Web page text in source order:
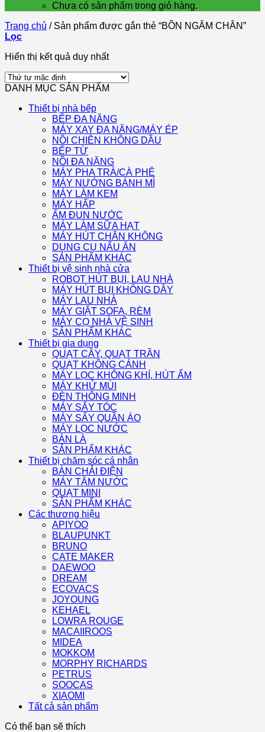
Chưa có sản phẩm trong giỏ hàng.
Trang chủ /Sản phẩm được gắn thẻ “BỒN NGÂM CHÂN”
Lọc
Hiển thị kết quả duy nhất
DANH MỤC SẢN PHẨM
Thiết bị nhà bếp
BẾP ĐA NĂNG
MÁY XAY ĐA NĂNG/MÁY ÉP
NỒI CHIÊN KHÔNG DẦU
BẾP TỪ
NỒI ĐA NĂNG
MÁY PHA TRÀ/CÀ PHÊ
MÁY NƯỚNG BÁNH MÌ
MÁY LÀM KEM
MÁY HẤP
ẤM ĐUN NƯỚC
MÁY LÀM SỮA HẠT
MÁY HÚT CHÂN KHÔNG
DỤNG CỤ NẤU ĂN
SẢN PHẨM KHÁC
Thiết bị vệ sinh nhà cửa
ROBOT HÚT BỤI, LAU NHÀ
MÁY HÚT BỤI KHÔNG DÂY
MÁY LAU NHÀ
MÁY GIẶT SOFA, RÈM
MÁY CỌ NHÀ VỆ SINH
SẢN PHẨM KHÁC
Thiết bị gia dụng
QUẠT CÂY, QUẠT TRẦN
QUẠT KHÔNG CÁNH
MÁY LỌC KHÔNG KHÍ, HÚT ẨM
MÁY KHỬ MÙI
ĐÈN THÔNG MINH
MÁY SẤY TÓC
MÁY SẤY QUẦN ÁO
MÁY LỌC NƯỚC
BÀN LÀ
SẢN PHẨM KHÁC
Thiết bị chăm sóc cá nhân
BÀN CHẢI ĐIỆN
MÁY TĂM NƯỚC
QUẠT MINI
SẢN PHẨM KHÁC
Các thương hiệu
APIYOO
BLAUPUNKT
BRUNO
CATE MAKER
DAEWOO
DREAM
ECOVACS
JOYOUNG
KEHAEL
LOWRA ROUGE
MACAIIROOS
MIDEA
MOKKOM
MORPHY RICHARDS
PETRUS
SOOCAS
XIAOMI
Tất cả sản phẩm
Có thể bạn sẽ thích